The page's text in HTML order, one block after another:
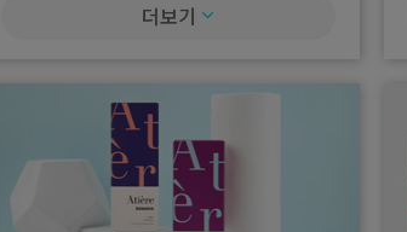
국산 필러 (아띠에르)
360,000
더보기